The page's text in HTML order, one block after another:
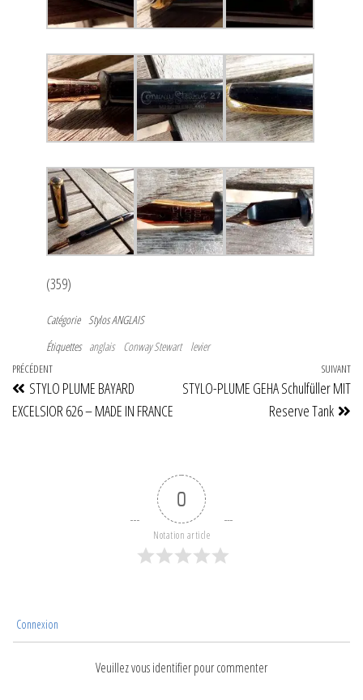
(359)
Catégorie Stylos ANGLAIS
Étiquettes anglais Conway Stewart levier
Navigation
de
l’article
Article
précédent
PRÉCÉDENT
STYLO PLUME BAYARD
EXCELSIOR 626 – MADE IN FRANCE
SUIVANT
STYLO-PLUME GEHA Schulfüller MIT
Reserve Tank
0
Notation article
Connexion
Veuillez vous identifier pour commenter